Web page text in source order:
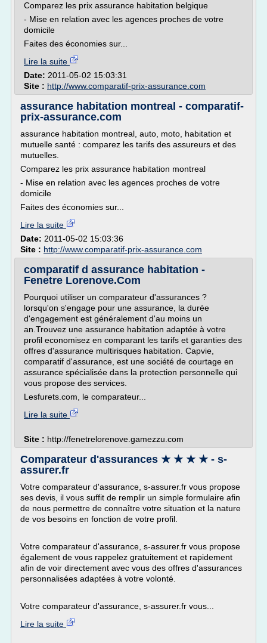
Comparez les prix assurance habitation belgique
- Mise en relation avec les agences proches de votre
domicile
Faites des économies sur...
Lire la suite
Date: 2011-05-02 15:03:31
Site : http://www.comparatif-prix-assurance.com
assurance habitation montreal - comparatif-
prix-assurance.com
assurance habitation montreal, auto, moto, habitation et
mutuelle santé : comparez les tarifs des assureurs et des
mutuelles.
Comparez les prix assurance habitation montreal
- Mise en relation avec les agences proches de votre
domicile
Faites des économies sur...
Lire la suite
Date: 2011-05-02 15:03:36
Site : http://www.comparatif-prix-assurance.com
comparatif d assurance habitation -
Fenetre Lorenove.Com
Pourquoi utiliser un comparateur d'assurances ?
lorsqu'on s'engage pour une assurance, la durée
d'engagement est généralement d'au moins un
an.Trouvez une assurance habitation adaptée à votre
profil economisez en comparant les tarifs et garanties des
offres d'assurance multirisques habitation. Capvie,
comparatif d'assurance, est une société de courtage en
assurance spécialisée dans la protection personnelle qui
vous propose des services.
Lesfurets.com, le comparateur...
Lire la suite
Site : http://fenetrelorenove.gamezzu.com
Comparateur d'assurances ★ ★ ★ ★ - s-
assurer.fr
Votre comparateur d'assurance, s-assurer.fr vous propose
ses devis, il vous suffit de remplir un simple formulaire afin
de nous permettre de connaître votre situation et la nature
de vos besoins en fonction de votre profil.
Votre comparateur d'assurance, s-assurer.fr vous propose
également de vous rappelez gratuitement et rapidement
afin de voir directement avec vous des offres d'assurances
personnalisées adaptées à votre volonté.
Votre comparateur d'assurance, s-assurer.fr vous...
Lire la suite